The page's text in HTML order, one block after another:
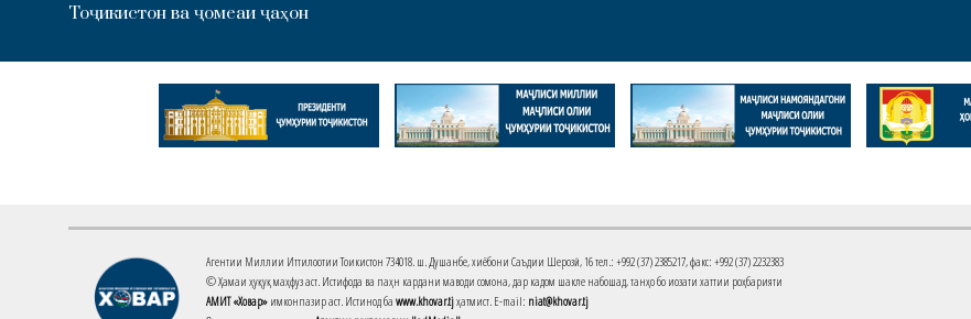
Тоҷикистон ва ҷомеаи ҷаҳон
Агентии Миллии Иттилоотии Тоҷикистон 734018. ш. Душанбе, хиёбони Саъдии Шерозӣ, 16 тел.: +992 (37) 2385217, факс: +992 (37) 2232383
© Ҳамаи ҳуқуқ маҳфуз аст. Истифода ва паҳн кардани маводи сомона, дар кадом шакле набошад, танҳо бо иҷозати хаттии роҳбарияти
АМИТ «Ховар» имконпазир аст. Истинод ба www.khovar.tjҳатмист. E-mail: niat@khovar.tj